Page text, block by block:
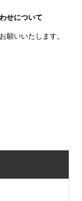
せについて
願いいたします。